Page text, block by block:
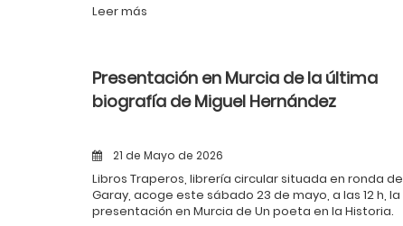
Leer más
Presentación en Murcia de la última
biografía de Miguel Hernández
21 de Mayo de 2026
Libros Traperos, librería circular situada en ronda de
Garay, acoge este sábado 23 de mayo, a las 12 h, la
presentación en Murcia de Un poeta en la Historia.